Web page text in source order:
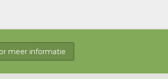
meer informatie